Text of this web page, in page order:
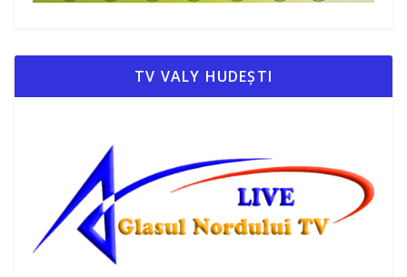
TV VALY HUDEȘTI